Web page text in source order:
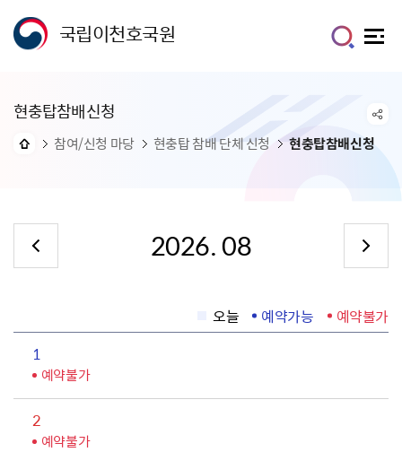
국립이천호국원
현충탑참배신청
참여/신청 마당 현충탑 참배 단체 신청 현충탑참배신청
2026. 08
오늘 예약가능
예약불가
1
예약불가
2
예약불가